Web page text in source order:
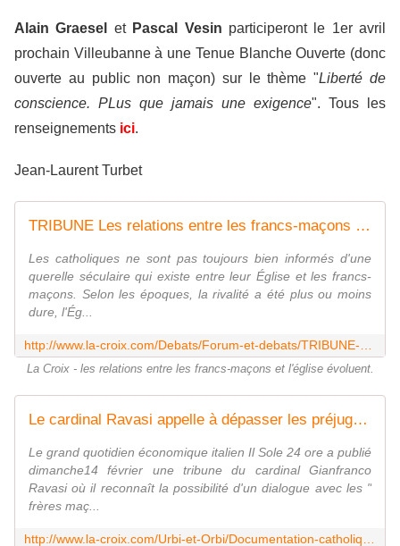
Alain Graesel et Pascal Vesin participeront le 1er avril
prochain Villeubanne à une Tenue Blanche Ouverte (donc
ouverte au public non maçon) sur le thème "Liberté de
conscience. PLus que jamais une exigence". Tous les
renseignements ici.
Jean-Laurent Turbet
TRIBUNE Les relations entre les francs-maçons et l'Église évoluent
Les catholiques ne sont pas toujours bien informés d'une
querelle séculaire qui existe entre leur Église et les francs-
maçons. Selon les époques, la rivalité a été plus ou moins
dure, l'Ég...
La Croix - les relations entre les francs-maçons et l'église évoluent.
Le cardinal Ravasi appelle à dépasser les préjugés envers les francs-maçons
Le grand quotidien économique italien Il Sole 24 ore a publié
dimanche14 février une tribune du cardinal Gianfranco
Ravasi où il reconnaît la possibilité d'un dialogue avec les "
frères maç...